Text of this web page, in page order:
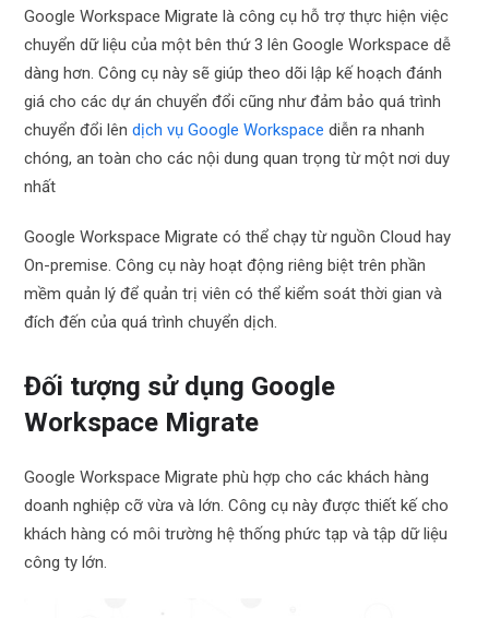
Google Workspace Migrate là công cụ hỗ trợ thực hiện việc
chuyển dữ liệu của một bên thứ 3 lên Google Workspace dễ
dàng hơn. Công cụ này sẽ giúp theo dõi lập kế hoạch đánh
giá cho các dự án chuyển đổi cũng như đảm bảo quá trình
chuyển đổi lêndịch vụ Google Workspace diễn ra nhanh
chóng, an toàn cho các nội dung quan trọng từ một nơi duy
nhất
Google Workspace Migrate có thể chạy từ nguồn Cloud hay
On-premise. Công cụ này hoạt động riêng biệt trên phần
mềm quản lý để quản trị viên có thể kiểm soát thời gian và
đích đến của quá trình chuyển dịch.
Đối tượng sử dụng Google
Workspace Migrate
Google Workspace Migrate phù hợp cho các khách hàng
doanh nghiệp cỡ vừa và lớn. Công cụ này được thiết kế cho
khách hàng có môi trường hệ thống phức tạp và tập dữ liệu
công ty lớn.